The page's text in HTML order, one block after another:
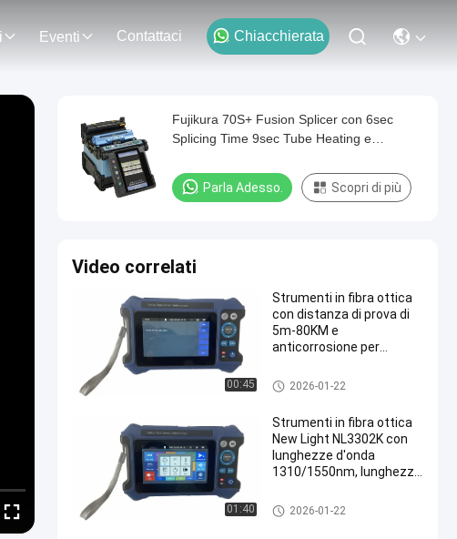
Eventi Contattaci Chiacchierata
Fullscreen
Fujikura 70S+ Fusion Splicer con 6sec
Splicing Time 9sec Tube Heating e
Parla Adesso. Scopri di più
Video correlati
00:45
Strumenti in fibra ottica
con distanza di prova di
5m-80KM e
anticorrosione per
Strumenti di fibra ottica
2026-01-22
01:40
Strumenti in fibra ottica
New Light NL3302K con
lunghezze d'onda
1310/1550nm, lunghezza
Strumenti di fibra ottica
2026-01-22